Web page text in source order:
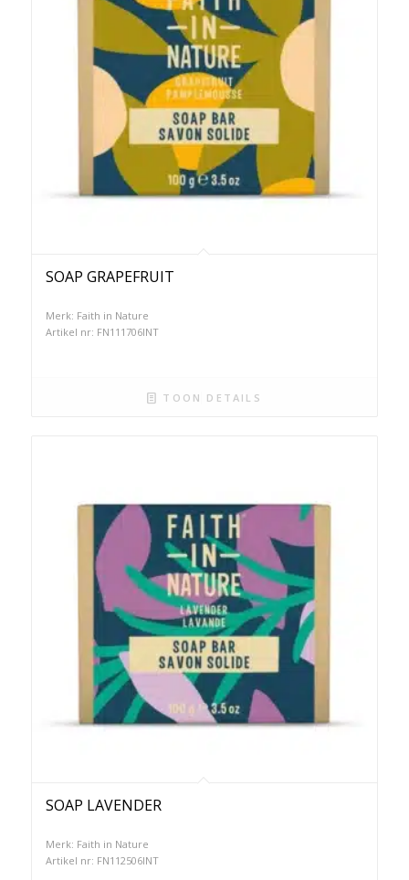
SOAP GRAPEFRUIT
Merk: Faith in Nature
Artikel nr: FN111706INT
TOON DETAILS
SOAP LAVENDER
Merk: Faith in Nature
Artikel nr: FN112506INT